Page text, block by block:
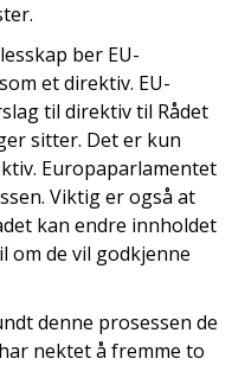
ber EU-
et direktiv. EU-
til direktiv til Rådet
sitter. Det er kun
Europaparlamentet
Viktig er også at
kan endre innholdet
om de vil godkjenne
denne prosessen de
nektet å fremme to